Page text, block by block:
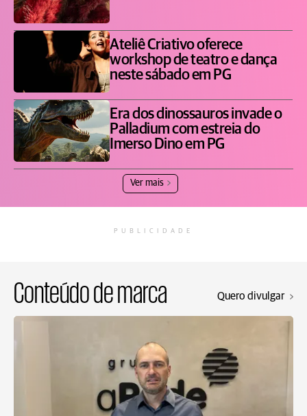
Ateliê Criativo oferece
workshop de teatro e dança
neste sábado em PG
Era dos dinossauros invade o
Palladium com estreia do
Imerso Dino em PG
Ver mais
PUBLICIDADE
Conteúdo de marca Quero divulgar